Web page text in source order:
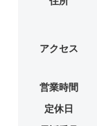
アクセス
営業時間
定休日